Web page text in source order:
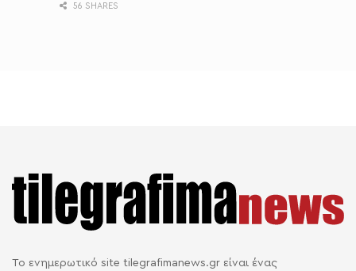
56 SHARES
Το ενημερωτικό site tilegrafimanews.gr είναι ένας